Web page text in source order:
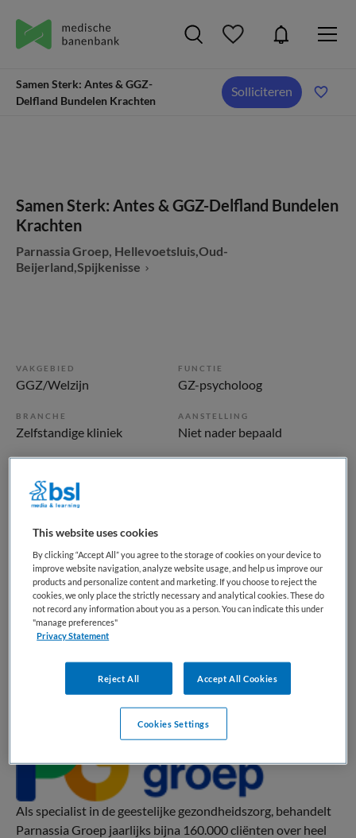
Samen Sterk: Antes & GGZ-
Delfland Bundelen Krachten
Solliciteren
Samen Sterk: Antes & GGZ-Delfland Bundelen
Krachten
Parnassia Groep, Hellevoetsluis,Oud-
Beijerland,Spijkenisse
VAKGEBIED
GGZ/Welzijn
FUNCTIE
GZ-psycholoog
BRANCHE
Zelfstandige kliniek
AANSTELLING
Niet nader bepaald
14 september 2025
ERVARING
Niet nader bepaald
Vacature niet beschikbaar
Deze vacature Samen Sterk: Antes & GGZ-Delfland
Bundelen Krachten bij Parnassia Groep is niet meer actueel.
wellicht interessant zijn.
Als specialist in de geestelijke gezondheidszorg, behandelt
Parnassia Groep jaarlijks bijna 160.000 cliënten over heel
This website uses cookies
By clicking “Accept All” you agree to the storage of cookies on your device to
improve website navigation, analyze website usage, and help us improve our
products and personalize content and marketing. If you choose to reject the
cookies, we only place the strictly necessary and analytical cookies. These do
not record any information about you as a person. You can indicate this under
"manage preferences"
Privacy Statement
Reject All Accept All Cookies
Cookies Settings